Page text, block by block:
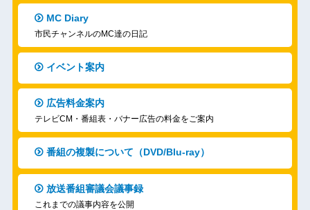
MC Diary
市民チャンネルのMC達の日記
イベント案内
広告料金案内
テレビCM・番組表・バナー広告の料金をご案内
番組の複製について（DVD/Blu-ray）
放送番組審議会議事録
これまでの議事内容を公開